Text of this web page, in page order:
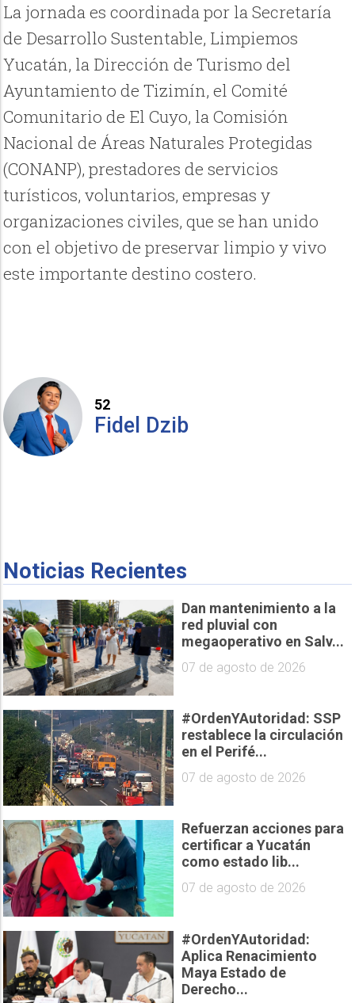
La jornada es coordinada por la Secretaría
de Desarrollo Sustentable, Limpiemos
Yucatán, la Dirección de Turismo del
Ayuntamiento de Tizimín, el Comité
Comunitario de El Cuyo, la Comisión
Nacional de Áreas Naturales Protegidas
(CONANP), prestadores de servicios
turísticos, voluntarios, empresas y
organizaciones civiles, que se han unido
con el objetivo de preservar limpio y vivo
este importante destino costero.
52
Fidel Dzib
Noticias Recientes
Dan mantenimiento a la
red pluvial con
megaoperativo en Salv...
07 de agosto de 2026
#OrdenYAutoridad: SSP
restablece la circulación
en el Perifé...
07 de agosto de 2026
Refuerzan acciones para
certificar a Yucatán
como estado lib...
07 de agosto de 2026
#OrdenYAutoridad:
Aplica Renacimiento
Maya Estado de
Derecho...